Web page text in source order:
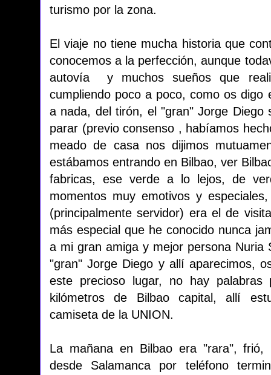
turismo por la zona.
El viaje no tiene mucha historia que
conocemos a la perfección, aunque
autovía y muchos sueños que
cumpliendo poco a poco, como os digo
a nada, del tirón, el "gran" Jorge Diego
parar (previo consenso , habíamos
meado de casa nos dijimos
estábamos entrando en Bilbao, ver
fabricas, ese verde a lo lejos, de
momentos muy emotivos y
(principalmente servidor) era el de
más especial que he conocido nunca
a mi gran amiga y mejor persona Nuria
"gran" Jorge Diego y allí aparecimos,
este precioso lugar, no hay
kilómetros de Bilbao capital, allí
camiseta de la UNION.
La mañana en Bilbao era "rara",
desde Salamanca por teléfono